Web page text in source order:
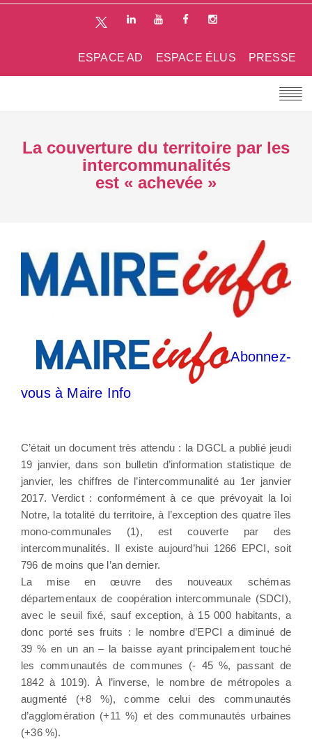
PRESSE
ESPACE ÉLUS
ESPACE AD
La couverture du territoire par les
intercommunalités
est « achevée »
Abonnez-
vous à Maire Info
C’était un document très attendu : la DGCL a publié jeudi
19 janvier, dans son bulletin d’information statistique de
janvier, les chiffres de l’intercommunalité au 1er janvier
2017. Verdict : conformément à ce que prévoyait la loi
Notre, la totalité du territoire, à l’exception des quatre îles
mono-communales (1), est couverte par des
intercommunalités. Il existe aujourd’hui 1266 EPCI, soit
796 de moins que l’an dernier.
La mise en œuvre des nouveaux schémas
départementaux de coopération intercommunale (SDCI),
avec le seuil fixé, sauf exception, à 15 000 habitants, a
donc porté ses fruits : le nombre d’EPCI a diminué de
39 % en un an – la baisse ayant principalement touché
les communautés de communes (- 45 %, passant de
1842 à 1019). À l’inverse, le nombre de métropoles a
augmenté (+8 %), comme celui des communautés
d’agglomération (+11 %) et des communautés urbaines
(+36 %).